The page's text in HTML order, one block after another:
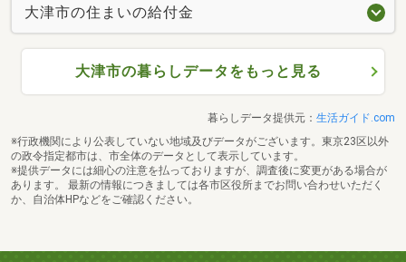
大津市の住まいの給付金
大津市の暮らしデータをもっと見る
暮らしデータ提供元： 生活ガイド.com
※行政機関により公表していない地域及びデータがございます。東京23区以外
の政令指定都市は、市全体のデータとして表示しています。
※提供データには細心の注意を払っておりますが、調査後に変更がある場合が
あります。 最新の情報につきましては各市区役所までお問い合わせいただく
か、自治体HPなどをご確認ください。